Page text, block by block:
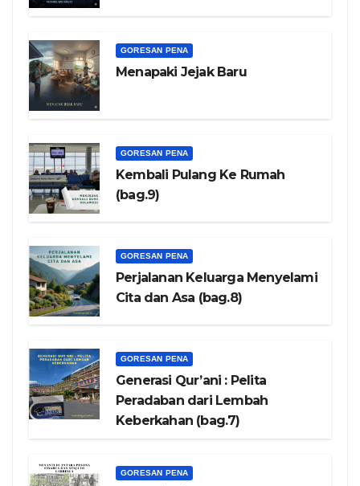
GORESAN PENA
Menapaki Jejak Baru
GORESAN PENA
Kembali Pulang Ke Rumah
(bag.9)
GORESAN PENA
Perjalanan Keluarga Menyelami
Cita dan Asa (bag.8)
GORESAN PENA
Generasi Qur’ani : Pelita
Peradaban dari Lembah
Keberkahan (bag.7)
GORESAN PENA